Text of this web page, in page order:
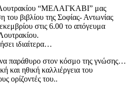
Λουτρακίου “ΜΕΛΑΓΚΑΒΙ” μας
του βιβλίου της Σοφίας- Αντωνίας
στις 6.00 το απόγευμα
ιδιαίτερα…
παράθυρο στον κόσμο της γνώσης…
και ηθική καλλιέργεια του
ορίζοντές του..